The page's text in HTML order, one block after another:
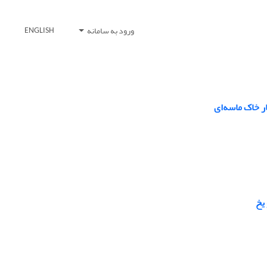
ورود به سامانه ENGLISH